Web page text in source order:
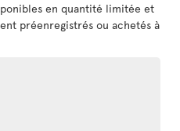
en quantité limitée et
préenregistrés ou achetés à